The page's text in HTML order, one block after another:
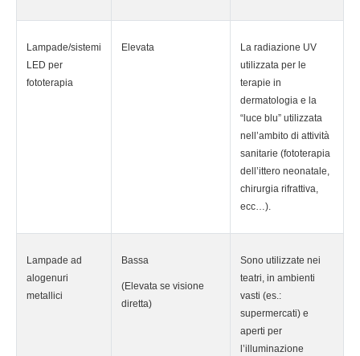
Lampade/sistemi
LED per
fototerapia
Elevata
La radiazione UV
utilizzata per le
terapie in
dermatologia e la
“luce blu” utilizzata
nell’ambito di attività
sanitarie (fototerapia
dell’ittero neonatale,
chirurgia rifrattiva,
ecc…).
Lampade ad
alogenuri
metallici
Bassa
(Elevata se visione
diretta)
Sono utilizzate nei
teatri, in ambienti
vasti (es.:
supermercati) e
aperti per
l’illuminazione